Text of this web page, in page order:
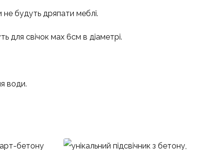
не будуть дряпати меблі.
для свічок мах 6см в діаметрі.
води.